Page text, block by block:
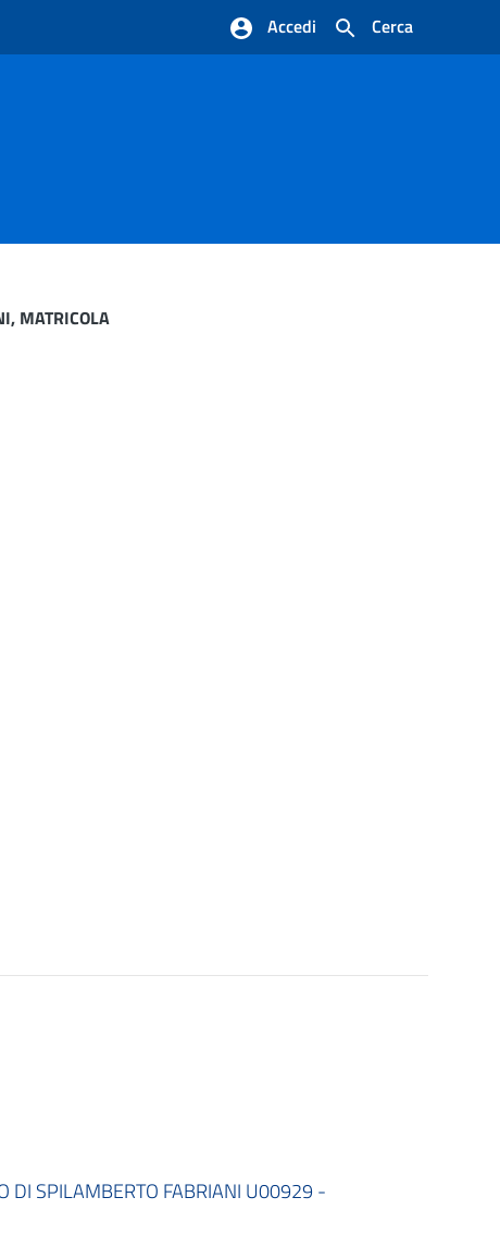
Cerca
Accedi
MATRICOLA
DI SPILAMBERTO FABRIANI U00929 -